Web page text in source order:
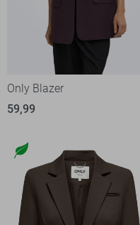
Only Blazer
59,99